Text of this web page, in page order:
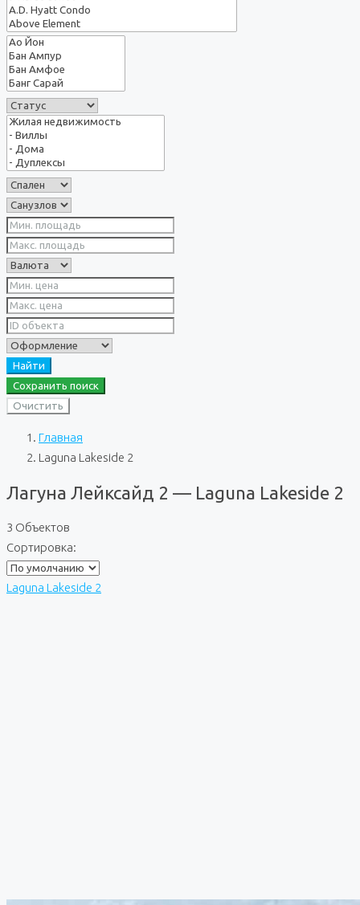
Найти
Сохранить поиск
Очистить
Главная
Laguna Lakeside 2
Лагуна Лейксайд 2 — Laguna Lakeside 2
3 Объектов
Сортировка:
Laguna Lakeside 2